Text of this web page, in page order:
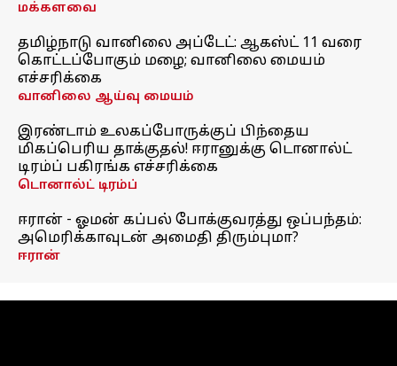
மக்களவை
தமிழ்நாடு வானிலை அப்டேட்: ஆகஸ்ட் 11 வரை
கொட்டப்போகும் மழை; வானிலை மையம்
எச்சரிக்கை
வானிலை ஆய்வு மையம்
இரண்டாம் உலகப்போருக்குப் பிந்தைய
மிகப்பெரிய தாக்குதல்! ஈரானுக்கு டொனால்ட்
டிரம்ப் பகிரங்க எச்சரிக்கை
டொனால்ட் டிரம்ப்
ஈரான் - ஓமன் கப்பல் போக்குவரத்து ஒப்பந்தம்:
அமெரிக்காவுடன் அமைதி திரும்புமா?
ஈரான்